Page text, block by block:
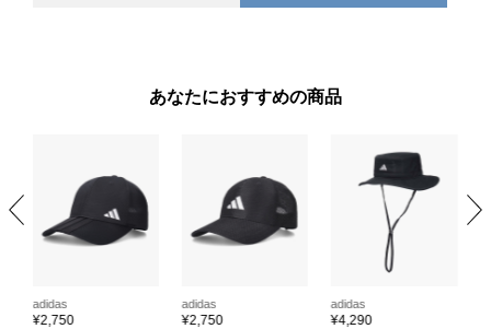
あなたにおすすめの商品
adidas
¥2,750
adidas
¥2,750
adidas
¥4,290